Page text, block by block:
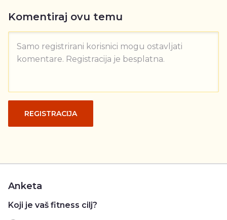
Komentiraj ovu temu
Samo registrirani korisnici mogu ostavljati
komentare. Registracija je besplatna.
REGISTRACIJA
Anketa
Koji je vaš fitness cilj?